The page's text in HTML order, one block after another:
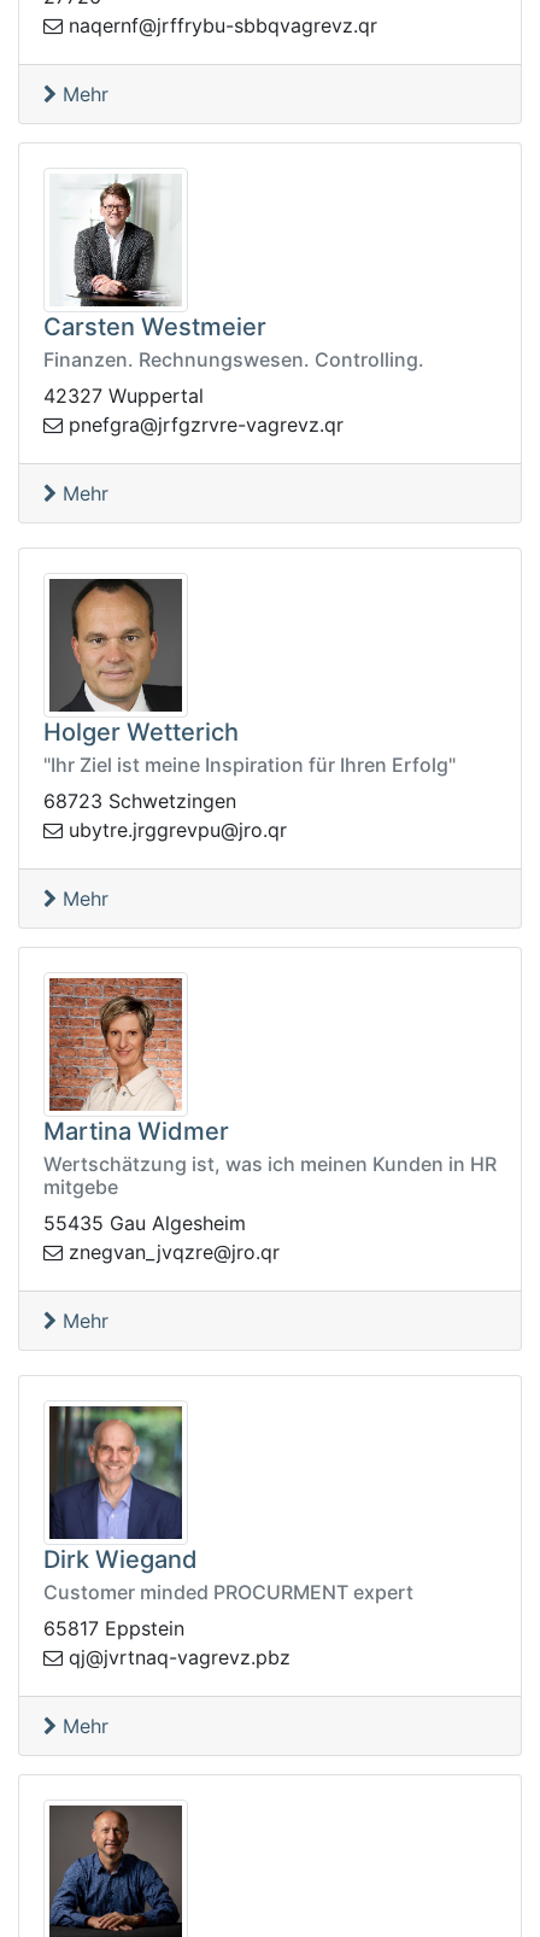
rq.zvergavqbbs-u
byrffrj@fnreqan
Mehr
Carsten Westmeier
Finanzen. Rechnungswesen. Controlling.
42327 Wuppertal
rq.zvergav
-ervrzgfrj@argfenp
Mehr
Holger Wetterich
"Ihr Ziel ist meine Inspiration für Ihren Erfolg"
68723 Schwetzingen
rq.orj@upverggrj.ert
ybu
Mehr
Martina Widmer
Wertschätzung ist, was ich meinen Kunden in HR
mitgebe
55435 Gau Algesheim
rq
.orj@erzqvj_navgenz
Mehr
Dirk Wiegand
Customer minded PROCURMENT expert
65817 Eppstein
zbp.zvergav-qantr
vj@jq
Mehr